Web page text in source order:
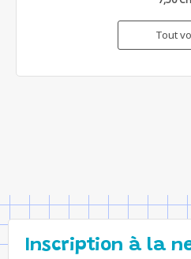
Tout
Inscription à la